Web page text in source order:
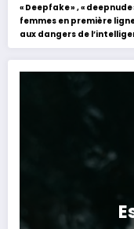
« Deepfake » , « deepnude
femmes en première
aux dangers de
artificielle